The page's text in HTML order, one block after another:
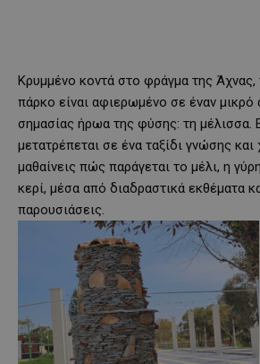
Κρυμμένο κοντά στο φράγμα της Άχνας,
πάρκο είναι αφιερωμένο σε έναν μικρό
σημασίας ήρωα της φύσης: τη μέλισσα.
μετατρέπεται σε ένα ταξίδι γνώσης
μαθαίνεις πώς παράγεται το μέλι, η
κερί, μέσα από διαδραστικά εκθέματα
παρουσιάσεις.